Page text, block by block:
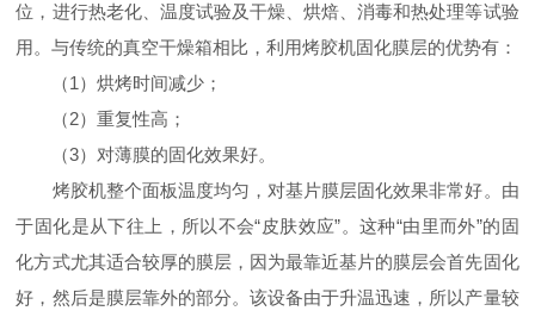
位，进行热老化、温度试验及干燥、烘焙、消毒和热处理等试验
用。与传统的真空干燥箱相比，利用烤胶机固化膜层的优势有：
（1）烘烤时间减少；
（2）重复性高；
（3）对薄膜的固化效果好。
烤胶机整个面板温度均匀，对基片膜层固化效果非常好。由
于固化是从下往上，所以不会“皮肤效应”。这种“由里而外”的固
化方式尤其适合较厚的膜层，因为最靠近基片的膜层会首先固化
好，然后是膜层靠外的部分。该设备由于升温迅速，所以产量较